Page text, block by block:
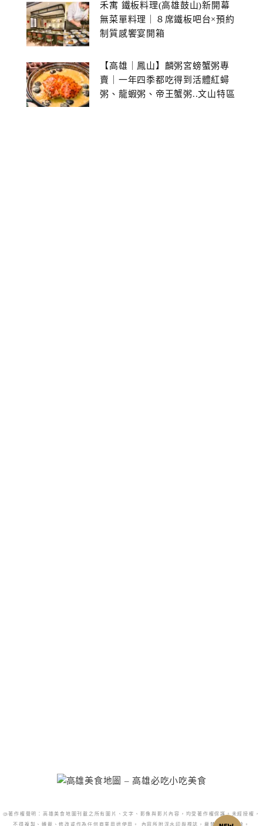
禾寓 鐵板料理(高雄鼓山)新開幕
無菜單料理｜８席鐵板吧台×預約
制質感饗宴開箱
【高雄｜鳳山】麟粥宮螃蟹粥專
賣｜一年四季都吃得到活體紅蟳
粥、龍蝦粥、帝王蟹粥..文山特區
@著作權聲明：高雄美食地圖刊載之所有圖片、文字、影像與影片內容，均受著作權保護。未經授權，
不得複製、轉載、修改或作為任何商業用途使用。 內容所附浮水印與標誌，嚴禁更改或移除。